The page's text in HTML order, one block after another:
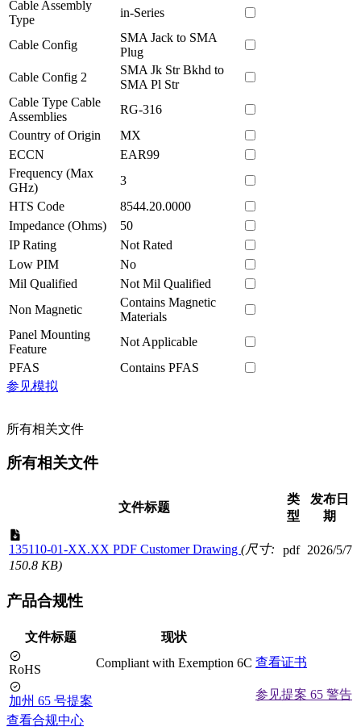
Cable Assembly
Type
in-Series
Cable Config
SMA Jack to SMA
Plug
Cable Config 2
SMA Jk Str Bkhd to
SMA Pl Str
Cable Type Cable
Assemblies
RG-316
Country of Origin
MX
ECCN
EAR99
Frequency (Max
GHz)
3
HTS Code
8544.20.0000
Impedance (Ohms)
50
IP Rating
Not Rated
Low PIM
No
Mil Qualified
Not Mil Qualified
Non Magnetic
Contains Magnetic
Materials
Panel Mounting
Feature
Not Applicable
PFAS
Contains PFAS
参见模拟
所有相关文件
所有相关文件
文件标题
类
型
发布日
期
135110-01-XX.XX PDF Customer Drawing (尺寸:
150.8 KB)
pdf 2026/5/7
产品合规性
文件标题 现状
RoHS Compliant with Exemption 6C 查看证书
加州 65 号提案
参见提案 65 警告
查看合规中心